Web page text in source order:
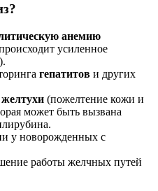
анемию
усиленное
гепатитов и других
желтухи (пожелтение кожи и
может быть вызвана
у новорожденных с
работы желчных путей